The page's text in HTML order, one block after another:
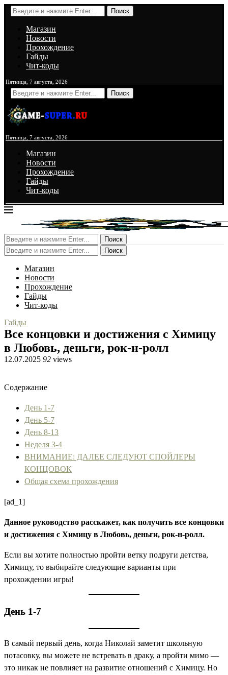
Поиск
Магазин
Новости
Прохождение
Гайды
Чит-коды
Пятница, 7 августа, 2026
Поиск
Пятница, 7 августа, 2026
Магазин
Новости
Прохождение
Гайды
Чит-коды
Поиск
Поиск
Магазин
Новости
Прохождение
Гайды
Чит-коды
Гайды
Все концовки и достижения с Химицу
в Любовь, деньги, рок-н-ролл
12.07.2025 92 views
Содержание
День 1-7
День 5-7
День 8-13
Неделя 3-4
ВНИМАНИЕ: ДАЛЕЕ СЛЕДУЮТ СПОЙЛЕРЫ
КОНЦОВОК
Общая схема прохождения
[ad_1]
Данное руководство расскажет, как получить все концовки
и достижения с Химицу в Любовь, деньги, рок-н-ролл.
Если вы хотите полностью пройти ветку подруги детства,
Химицу, то выбирайте следующие варианты при
прохождении игры!
День 1-7
В самый первый день, когда Николай заметит школьную
потасовку, вы можете не встревать в драку, а пройти мимо —
это никак не повлияет на развитие отношений с Химицу. Но